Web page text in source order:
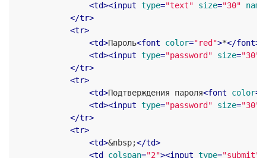
<td><input type="text" size="30" name
</tr>
<tr>
<td>Пароль<font color="red">*</font>
<td><input type="password" size="30"
</tr>
<tr>
<td>Подтверждения пароля<font color=
<td><input type="password" size="30"
</tr>
<tr>
<td>&nbsp;</td>
<td colspan="2"><input type="submit"